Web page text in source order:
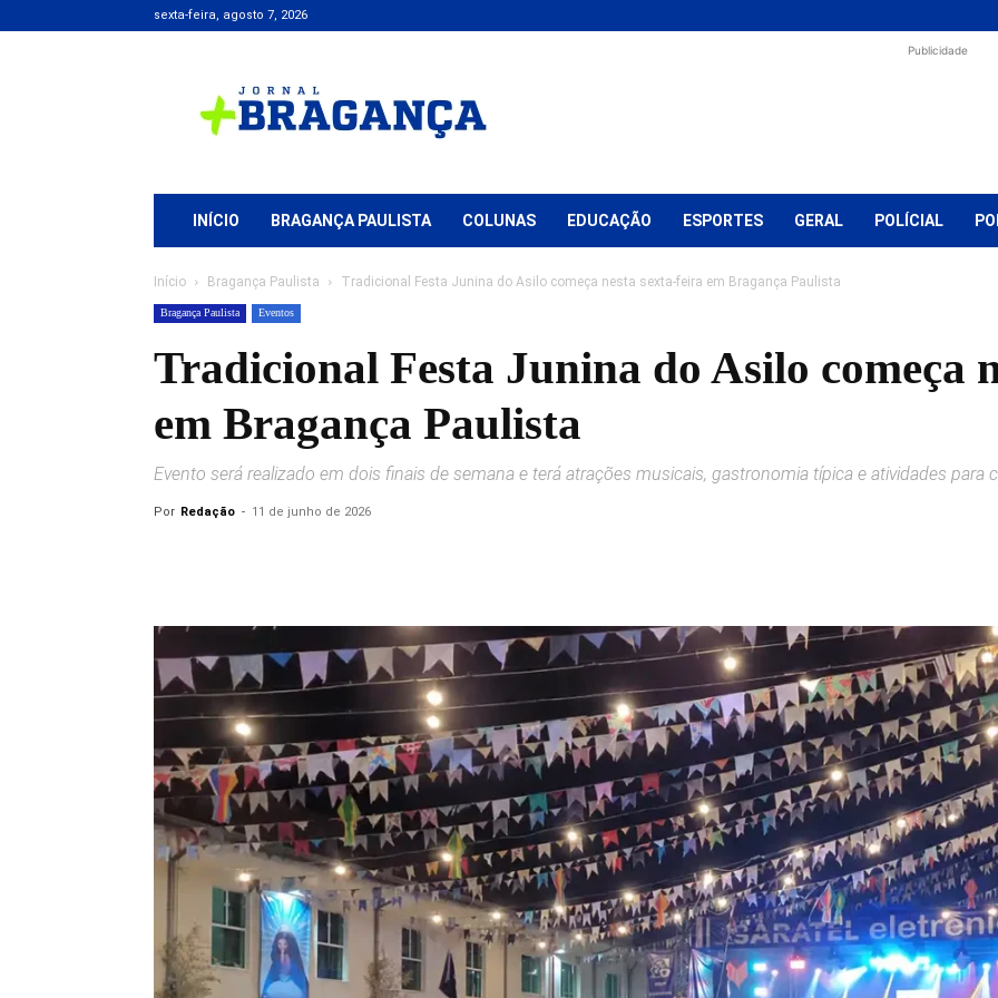
sexta-feira, agosto 7, 2026
+
Bragança
Publicidade
INÍCIO BRAGANÇA PAULISTA COLUNAS EDUCAÇÃO ESPORTES GERAL POLÍCIAL
Início Bragança Paulista Tradicional Festa Junina do Asilo começa nesta sexta-feira em Bragança Paulista
Bragança Paulista Eventos
Tradicional Festa Junina do Asilo começa
em Bragança Paulista
Evento será realizado em dois finais de semana e terá atrações musicais, gastronomia típica e atividades para
Por Redação - 11 de junho de 2026